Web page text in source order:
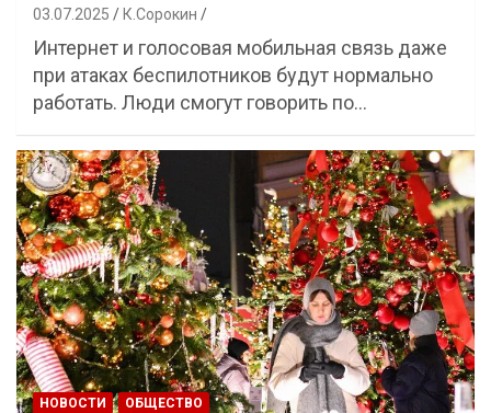
03.07.2025 К.Сорокин
Интернет и голосовая мобильная связь даже
при атаках беспилотников будут нормально
работать. Люди смогут говорить по…
НОВОСТИ ОБЩЕСТВО